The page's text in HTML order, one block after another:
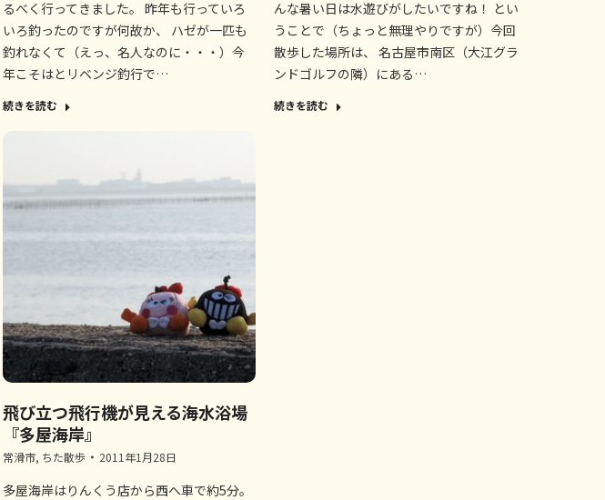
るべく行ってきました。 昨年も行っていろ
いろ釣ったのですが何故か、 ハゼが一匹も
釣れなくて（えっ、名人なのに・・・）今
年こそはとリベンジ釣行で…
続きを読む
んな暑い日は水遊びがしたいですね！ とい
うことで（ちょっと無理やりですが）今回
散歩した場所は、 名古屋市南区（大江グラ
ンドゴルフの隣）にある…
続きを読む
飛び立つ飛行機が見える海水浴場
『多屋海岸』
常滑市, ちた散歩 2011年1月28日
多屋海岸はりんくう店から西へ車で約5分。